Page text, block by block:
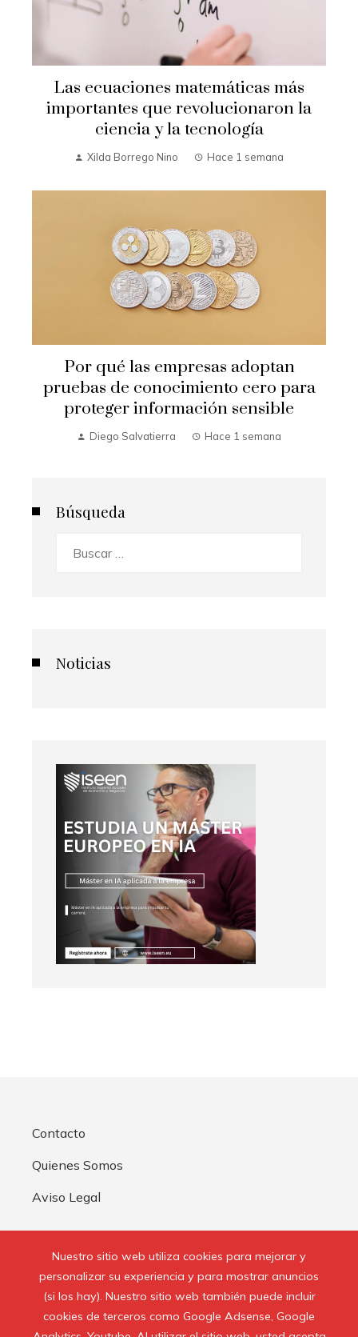
Nuestro sitio web utiliza cookies para mejorar y
personalizar su experiencia y para mostrar anuncios
(si los hay). Nuestro sitio web también puede incluir
cookies de terceros como Google Adsense, Google
Las ecuaciones matemáticas más
importantes que revolucionaron la
ciencia y la tecnología
Xilda Borrego Nino Hace 1 semana
Por qué las empresas adoptan
pruebas de conocimiento cero para
proteger información sensible
Diego Salvatierra Hace 1 semana
Búsqueda
Noticias
Contacto
Quienes Somos
Aviso Legal